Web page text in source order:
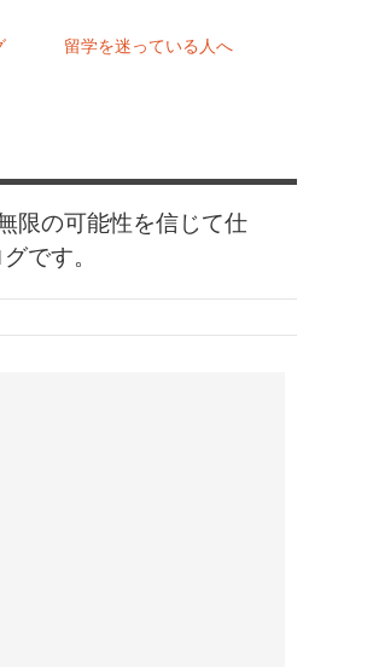
留学を迷っている人へ
限の可能性を信じて仕
です。